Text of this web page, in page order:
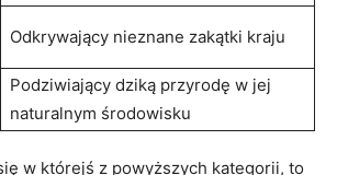
Odkrywający nieznane zakątki kraju
Podziwiający ⁢dziką przyrodę⁢ w jej​
naturalnym‍ środowisku
⁢w którejś z powyższych kategorii, to⁢